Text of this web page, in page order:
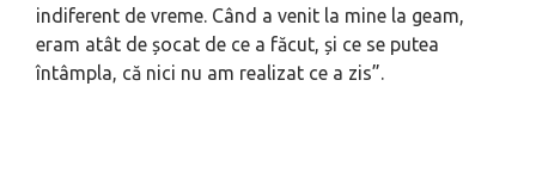
indiferent de vreme. Când a venit la mine la geam,
eram atât de șocat de ce a făcut, și ce se putea
întâmpla, că nici nu am realizat ce a zis”.